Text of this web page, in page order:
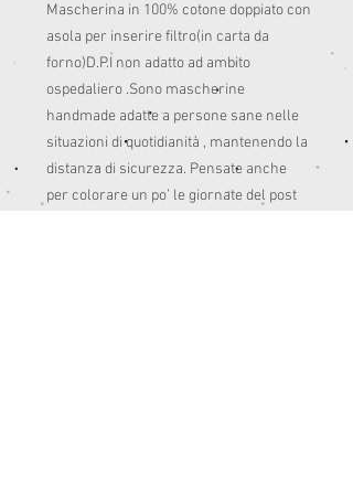
Mascherina in 100% cotone doppiato con
asola per inserire filtro(in carta da
forno)D.P.I non adatto ad ambito
ospedaliero .Sono mascherine
handmade adatte a persone sane nelle
situazioni di quotidianità , mantenendo la
distanza di sicurezza. Pensate anche
per colorare un po’ le giornate del post